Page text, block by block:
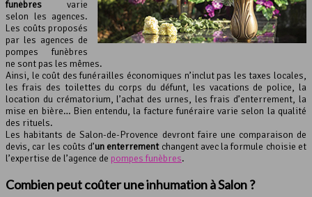
funèbres varie
selon les agences.
Les coûts proposés
par les agences de
pompes funèbres
ne sont pas les mêmes.
Ainsi, le coût des funérailles économiques n’inclut pas les taxes locales,
les frais des toilettes du corps du défunt, les vacations de police, la
location du crématorium, l’achat des urnes, les frais d’enterrement, la
mise en bière… Bien entendu, la facture funéraire varie selon la qualité
des rituels.
Les habitants de Salon-de-Provence devront faire une comparaison de
devis, car les coûts d’un enterrementchangent avec la formule choisie et
l’expertise de l’agence de pompes funèbres.
Combien peut coûter une inhumation à Salon ?